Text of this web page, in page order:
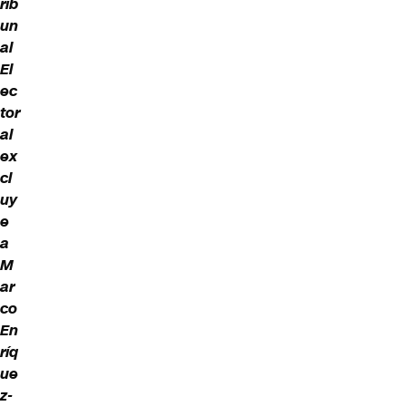
un
al
El
ec
tor
al
ex
cl
uy
e
a
M
ar
co
En
ríq
ue
z-